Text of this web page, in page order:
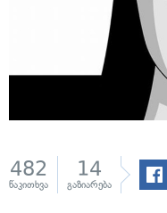
482
წაკითხვა
14
გაზიარება